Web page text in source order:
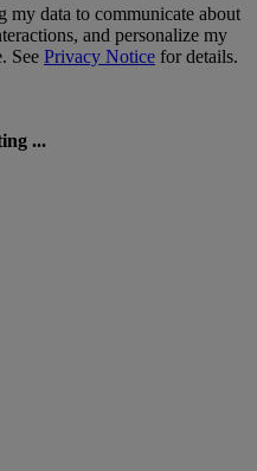
my data to communicate about
and personalize my
See Privacy Notice for details.
...